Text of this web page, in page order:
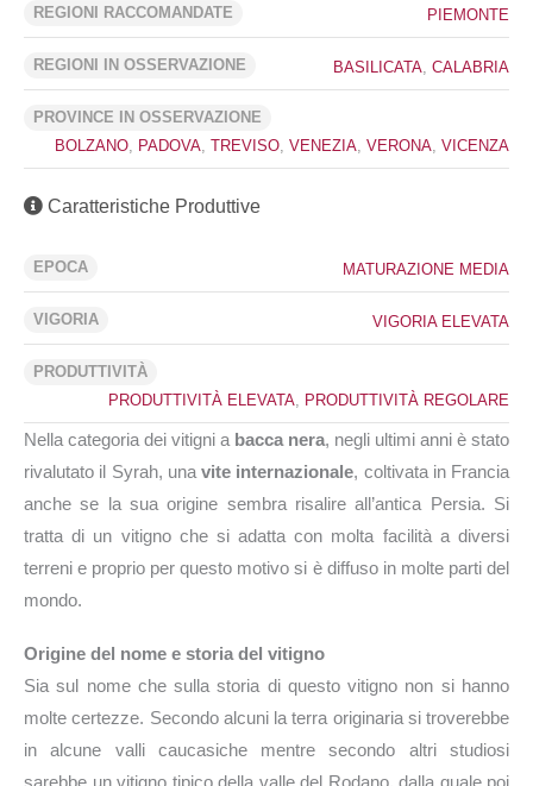
REGIONI RACCOMANDATE PIEMONTE
REGIONI IN OSSERVAZIONE BASILICATA CALABRIA
PROVINCE IN OSSERVAZIONE
BOLZANO PADOVA TREVISO VENEZIA VERONA VICENZA
Caratteristiche Produttive
EPOCA MATURAZIONE MEDIA
VIGORIA VIGORIA ELEVATA
PRODUTTIVITÀ
PRODUTTIVITÀ ELEVATA PRODUTTIVITÀ REGOLARE
Nella categoria dei vitigni a bacca nera, negli ultimi anni è stato
rivalutato il Syrah, una vite internazionale, coltivata in Francia
anche se la sua origine sembra risalire all’antica Persia. Si
tratta di un vitigno che si adatta con molta facilità a diversi
terreni e proprio per questo motivo si è diffuso in molte parti del
mondo.
Origine del nome e storia del vitigno
Sia sul nome che sulla storia di questo vitigno non si hanno
molte certezze. Secondo alcuni la terra originaria si troverebbe
in alcune valli caucasiche mentre secondo altri studiosi
sarebbe un vitigno tipico della valle del Rodano, dalla quale poi